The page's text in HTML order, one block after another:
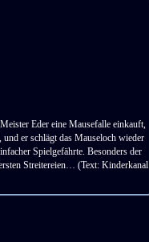
Eder eine Mausefalle einkauft,
er schlägt das Mauseloch wieder
Spielgefährte. Besonders der
Streitereien… (Text: Kinderkanal